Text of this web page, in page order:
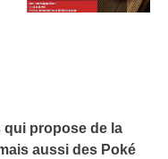
qui propose de la
aussi des Poké